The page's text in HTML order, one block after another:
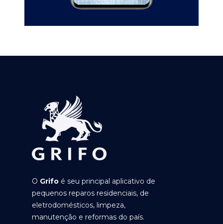
O Grifo é seu principal aplicativo de
pequenos reparos residenciais, de
eletrodomésticos, limpeza,
manutenção e reformas do país.